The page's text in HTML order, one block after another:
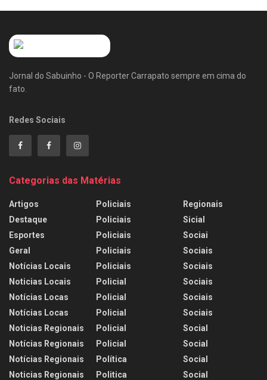
Jornal do Sabuinho - O Reporter Carrapato sempre em cima do
fato.
Redes Sociais
Categorias das Matérias
Artigos
Destaque
Esportes
Geral
Notícias Locais
Noticias Locais
Notícias Locas
Notícias Locas
Noticias Regionais
Notícias Regionais
Notícias Regionais
Noticias Regionais
Policiais
Policiais
Policiais
Policiais
Policiais
Policial
Policial
Policial
Policial
Policial
Política
Politica
Regionais
Sicial
Sociai
Sociais
Sociais
Sociais
Sociais
Sociais
Social
Social
Social
Social